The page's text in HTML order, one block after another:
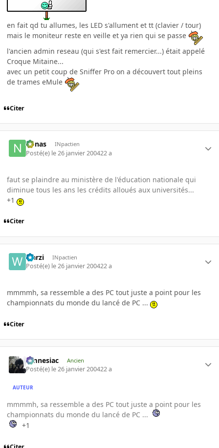
en fait qd tu allumes, les LED s'allument et tt (clavier / tour)
mais le moniteur reste en veille et ya rien qui se passe
l'ancien admin reseau (qui s'est fait remercier...) était appelé
Croque Mitaine...
avec un petit coup de Sniffer Pro on a découvert tout pleins
de trames eMule
Citer
nonas INpactien
Posté(e) le 26 janvier 200422 a
faut se plaindre au ministère de l'éducation nationale qui
diminue tous les ans les crédits alloués aux universités...
+1
Citer
warzi INpactien
Posté(e) le 26 janvier 200422 a
mmmmh, sa ressemble a des PC tout juste a point pour les
championnats du monde du lancé de PC ...
Citer
Amnesiac Ancien
Posté(e) le 26 janvier 200422 a
AUTEUR
mmmmh, sa ressemble a des PC tout juste a point pour les
championnats du monde du lancé de PC ...
+1